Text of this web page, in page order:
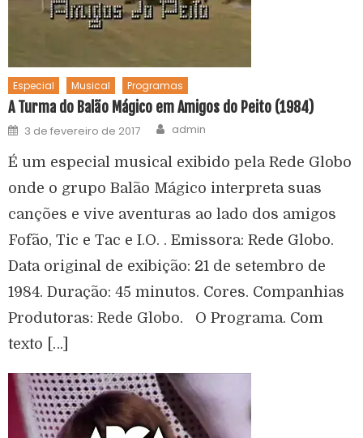
Especial Musical Programas
A Turma do Balão Mágico em Amigos do Peito (1984)
3 de fevereiro de 2017 admin
É um especial musical exibido pela Rede Globo
onde o grupo Balão Mágico interpreta suas
canções e vive aventuras ao lado dos amigos
Fofão, Tic e Tac e I.O. . Emissora: Rede Globo.
Data original de exibição: 21 de setembro de
1984. Duração: 45 minutos. Cores. Companhias
Produtoras: Rede Globo. O Programa. Com
texto […]